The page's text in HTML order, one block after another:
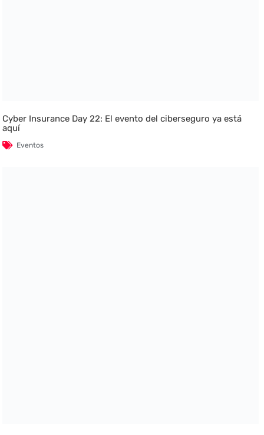
Cyber Insurance Day 22: El evento del ciberseguro ya está
aquí
Eventos